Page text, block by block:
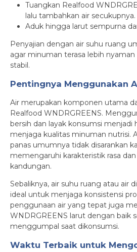
Tuangkan Realfood
lalu tambahkan air secukupnya.
Aduk hingga larut sempurna
Penyajian dengan air suhu ruang
agar minuman terasa lebih
stabil.
Pentingnya Menggunakan
Air merupakan komponen utama
Realfood WNDRGREENS.
bersih dan layak konsumsi menjadi
menjaga kualitas minuman nutrisi.
panas umumnya tidak disarankan
memengaruhi karakteristik rasa
kandungan.
Sebaliknya, air suhu ruang atau air
ideal untuk menjaga konsistensi
penggunaan air yang tepat juga
WNDRGREENS larut dengan baik
menggumpal saat dikonsumsi.
Waktu Terbaik untuk